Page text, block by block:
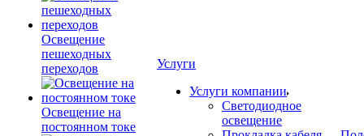
Освещение
пешеходных
переходов
Освещение на
постоянном токе
Услуги
Услуги компании
Светодиодное
освещение